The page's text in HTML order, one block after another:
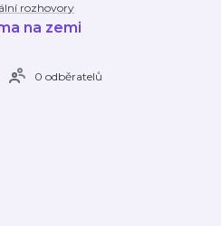
rozhovory
na zemi
0 odběratelů